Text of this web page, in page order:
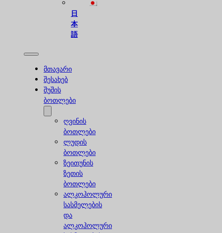
日
本
語
მთავარი
შესახებ
შუშის
ბოთლები
ღვინის
ბოთლები
ლუდის
ბოთლები
ზეითუნის
ზეთის
ბოთლები
ალკოჰოლური
სასმელების
და
ალკოჰოლური